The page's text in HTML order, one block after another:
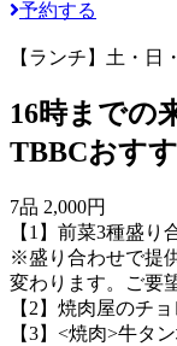
予約する
【ランチ】土・日
16時までの
TBBCおす
7品 2,000円
【1】前菜3種盛り
※盛り合わせで提
変わります。ご要
【2】焼肉屋のチ
【3】<焼肉>牛タ